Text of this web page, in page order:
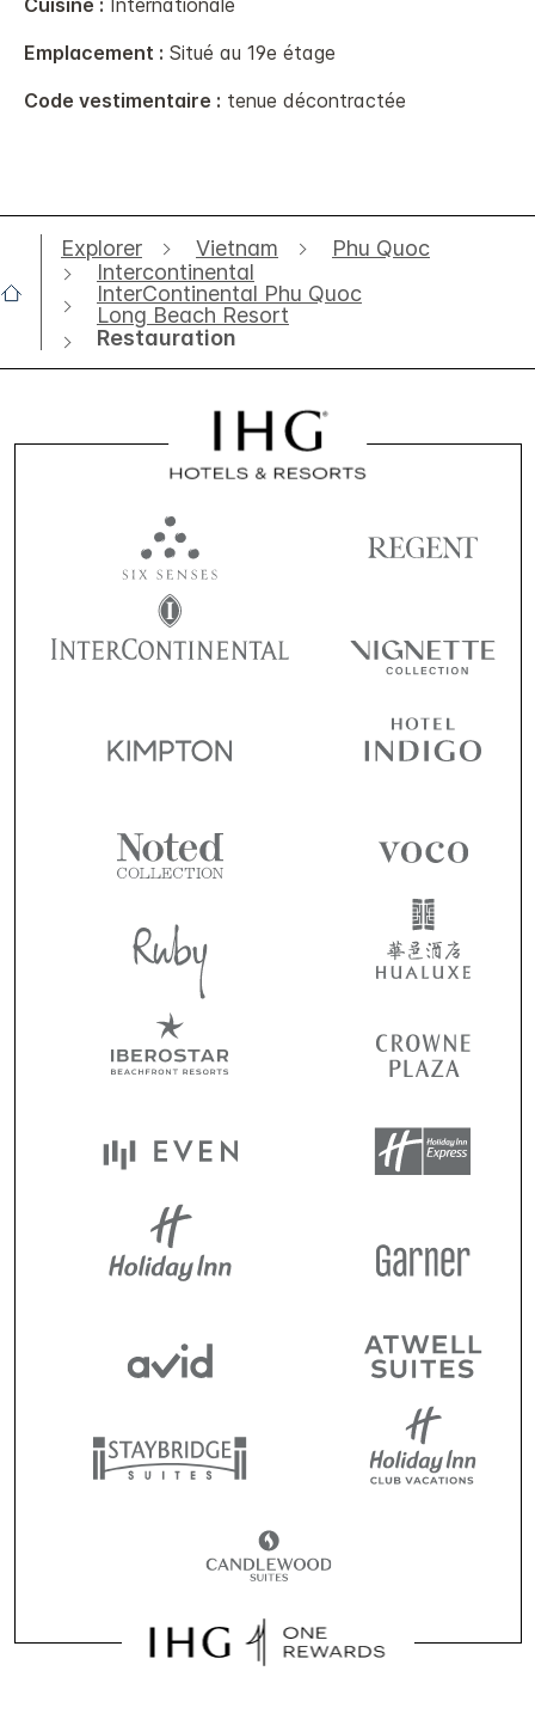
Cuisine : Internationale
Emplacement : Situé au 19e étage
Code vestimentaire : tenue décontractée
Explorer Vietnam
Phu Quoc
Intercontinental
InterContinental Phu Quoc
Long Beach Resort
Restauration